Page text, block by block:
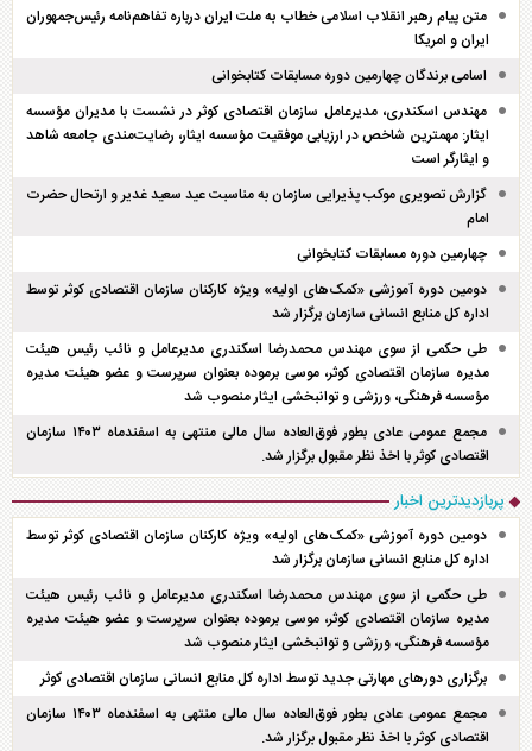
متن پیام رهبر انقلاب اسلامی خطاب به ملت ایران درباره تفاهم‌نامه رئیس‌جمهوران
ایران و امریکا
اسامی برندگان چهارمین دوره مسابقات کتابخوانی
مهندس اسکندری، مدیرعامل سازمان اقتصادی کوثر در نشست با مدیران مؤسسه
ایثار: مهمترین شاخص در ارزیابی موفقیت مؤسسه ایثار، رضایت‌مندی جامعه شاهد
و ایثارگر است
گزارش تصویری موکب پذیرایی سازمان به مناسبت عید سعید غدیر و ارتحال حضرت
امام
چهارمین دوره مسابقات کتابخوانی
دومین دوره آموزشی «کمک‌های اولیه» ویژه کارکنان سازمان اقتصادی کوثر توسط
اداره کل منابع انسانی سازمان برگزار شد
طی حکمی از سوی مهندس محمدرضا اسکندری مدیرعامل و نائب رئیس هیئت
مدیره سازمان اقتصادی کوثر، موسی برموده بعنوان سرپرست و عضو هیئت مدیره
مؤسسه فرهنگی، ورزشی و توانبخشی ایثار منصوب شد
مجمع عمومی عادی بطور فوق‌العاده سال مالی منتهی به اسفند‌ماه ۱۴۰۳ سازمان
اقتصادی کوثر با اخذ نظر مقبول برگزار شد.
پربازدیدترین اخبار
دومین دوره آموزشی «کمک‌های اولیه» ویژه کارکنان سازمان اقتصادی کوثر توسط
اداره کل منابع انسانی سازمان برگزار شد
طی حکمی از سوی مهندس محمدرضا اسکندری مدیرعامل و نائب رئیس هیئت
مدیره سازمان اقتصادی کوثر، موسی برموده بعنوان سرپرست و عضو هیئت مدیره
مؤسسه فرهنگی، ورزشی و توانبخشی ایثار منصوب شد
برگزاری دور‌های مهارتی جدید توسط اداره کل منابع انسانی سازمان اقتصادی کوثر
مجمع عمومی عادی بطور فوق‌العاده سال مالی منتهی به اسفند‌ماه ۱۴۰۳ سازمان
اقتصادی کوثر با اخذ نظر مقبول برگزار شد.